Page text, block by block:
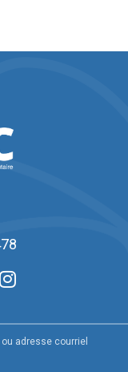
adresse courriel